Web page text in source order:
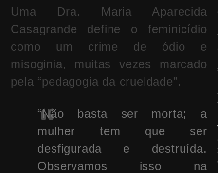
Uma Dra. Maria Aparecida
Casagrande define o feminicídio
como um crime de ódio e
misoginia, muitas vezes marcado
pela “pedagogia da crueldade”.
“Não basta ser morta; a
mulher tem que ser
desfigurada e destruída.
Observamos isso na